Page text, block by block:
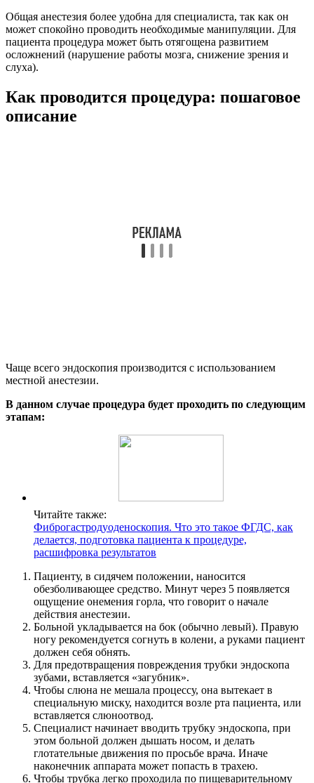
Общая анестезия более удобна для специалиста, так как он
может спокойно проводить необходимые манипуляции. Для
пациента процедура может быть отягощена развитием
осложнений (нарушение работы мозга, снижение зрения и
слуха).
Как проводится процедура: пошаговое
описание
Чаще всего эндоскопия производится с использованием
местной анестезии.
В данном случае процедура будет проходить по следующим
этапам:
Читайте также:
Фиброгастродуоденоскопия. Что это такое ФГДС, как
делается, подготовка пациента к процедуре,
расшифровка результатов
Пациенту, в сидячем положении, наносится
обезболивающее средство. Минут через 5 появляется
ощущение онемения горла, что говорит о начале
действия анестезии.
Больной укладывается на бок (обычно левый). Правую
ногу рекомендуется согнуть в колени, а руками пациент
должен себя обнять.
Для предотвращения повреждения трубки эндоскопа
зубами, вставляется «загубник».
Чтобы слюна не мешала процессу, она вытекает в
специальную миску, находится возле рта пациента, или
вставляется слюноотвод.
Специалист начинает вводить трубку эндоскопа, при
этом больной должен дышать носом, и делать
глотательные движения по просьбе врача. Иначе
наконечник аппарата может попасть в трахею.
Чтобы трубка легко проходила по пищеварительному